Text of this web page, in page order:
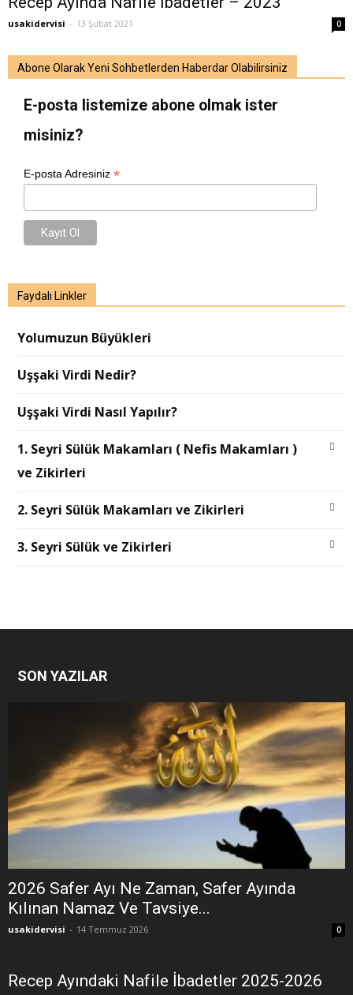
usakidervisi - 13 Şubat 2021 0
Abone Olarak Yeni Sohbetlerden Haberdar Olabilirsiniz
E-posta listemize abone olmak ister
misiniz?
E-posta Adresiniz *
Faydalı Linkler
Yolumuzun Büyükleri
Uşşaki Virdi Nedir?
Uşşaki Virdi Nasıl Yapılır?
1. Seyri Sülük Makamları ( Nefis Makamları )
ve Zikirleri
2. Seyri Sülük Makamları ve Zikirleri
3. Seyri Sülük ve Zikirleri
SON YAZILAR
2026 Safer Ayı Ne Zaman, Safer Ayında
Kılınan Namaz Ve Tavsiye...
usakidervisi - 14 Temmuz 2026 0
Recep Ayındaki Nafile İbadetler 2025-2026